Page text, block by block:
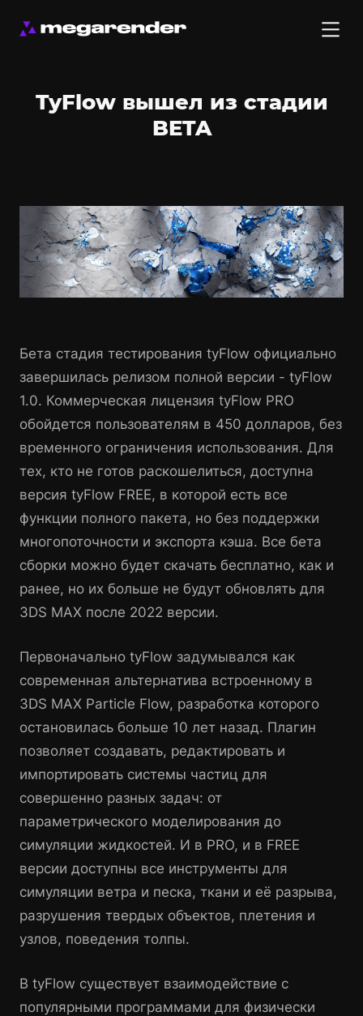
TyFlow вышел из стадии
BETA
Бета стадия тестирования tyFlow официально
завершилась релизом полной версии - tyFlow
1.0. Коммерческая лицензия tyFlow PRO
обойдется пользователям в 450 долларов, без
временного ограничения использования. Для
тех, кто не готов раскошелиться, доступна
версия tyFlow FREE, в которой есть все
функции полного пакета, но без поддержки
многопоточности и экспорта кэша. Все бета
сборки можно будет скачать бесплатно, как и
ранее, но их больше не будут обновлять для
3DS MAX после 2022 версии.
Первоначально tyFlow задумывался как
современная альтернатива встроенному в
3DS MAX Particle Flow, разработка которого
остановилась больше 10 лет назад. Плагин
позволяет создавать, редактировать и
импортировать системы частиц для
совершенно разных задач: от
параметрического моделирования до
симуляции жидкостей. И в PRO, и в FREE
версии доступны все инструменты для
симуляции ветра и песка, ткани и её разрыва,
разрушения твердых объектов, плетения и
узлов, поведения толпы.
В tyFlow существует взаимодействие с
популярными программами для физически